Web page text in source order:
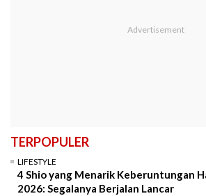
TERPOPULER
LIFESTYLE
4 Shio yang Menarik Keberuntungan
2026: Segalanya Berjalan Lancar